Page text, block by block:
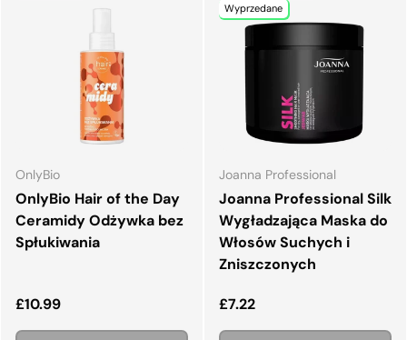
OnlyBio
OnlyBio Hair of the Day
Ceramidy Odżywka bez
Spłukiwania
Normalna cena
£10.99
Wyprzedane
Joanna Professional
Joanna Professional Silk
Wygładzająca Maska do
Włosów Suchych i
Zniszczonych
Normalna cena
£7.22